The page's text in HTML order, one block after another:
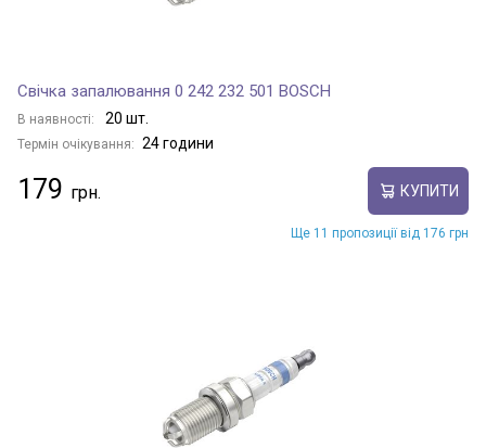
Свічка запалювання 0 242 232 501 BOSCH
В наявності: 20 шт.
Термін очікування: 24 години
179 КУПИТИ
Ще 11 пропозиції від 176 грн